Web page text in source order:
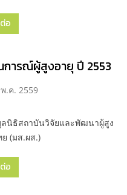
อ
การณ์ผู้สูงอายุ ปี 2553
.ค. 2559
นิธิสถาบันวิจัยและพัฒนาผู้สูง
ย (มส.ผส.)
อ